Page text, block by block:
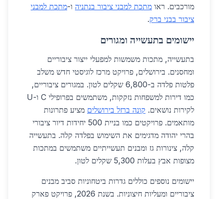
מורכבים. ראו מתכת למבני ציבור בנתניה ו-מתכת למבני
ציבור בבני ברק.
יישומים בתעשייה ומגורים
בתעשייה, מתכות משמשות למפעלי ייצור ציבוריים
ומחסנים. בירושלים, פרויקט מרכז לוגיסטי חדש משלב
פלטות פלדה ב-6,800 שקלים לטון. במגורים ציבוריים,
כמו דירות למשפחות נזקקות, משתמשים בפרופילי C ו-U
לקירות נושאים. קונה ברזל בירושלים מציע פתרונות
מותאמים. פרויקטים כמו בניית 500 יחידות דיור ציבורי
בהרי יהודה מדגימים את השימוש בפלדה קלה. בתעשייה
קלה, צינורות גז ומבנים תעשייתיים משתמשים במתכות
מצופות אבץ בעלות 5,300 שקלים לטון.
יישומים נוספים כוללים גדרות ביטחוניות סביב מבנים
ציבוריים ומעליות חיצוניות. בשנת 2026, פרויקט פארק